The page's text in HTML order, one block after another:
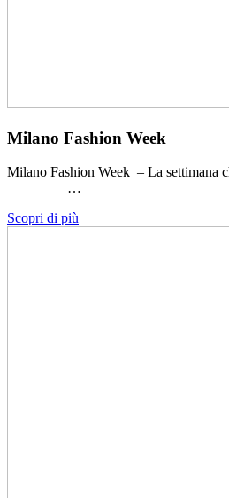
Milano Fashion Week
Milano Fashion Week – La settimana
…
Scopri di più